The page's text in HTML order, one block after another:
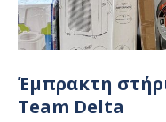
Έμπρακτη
Team Delta